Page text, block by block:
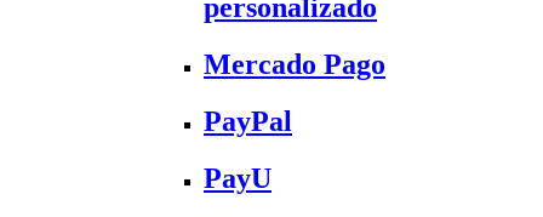
personalizado
Mercado Pago
PayPal
PayU